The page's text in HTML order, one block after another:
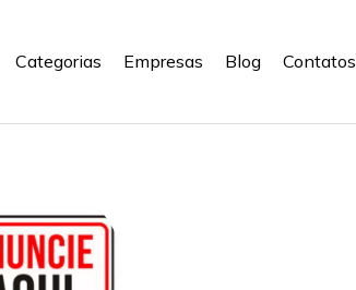
Categorias Empresas Blog Contatos